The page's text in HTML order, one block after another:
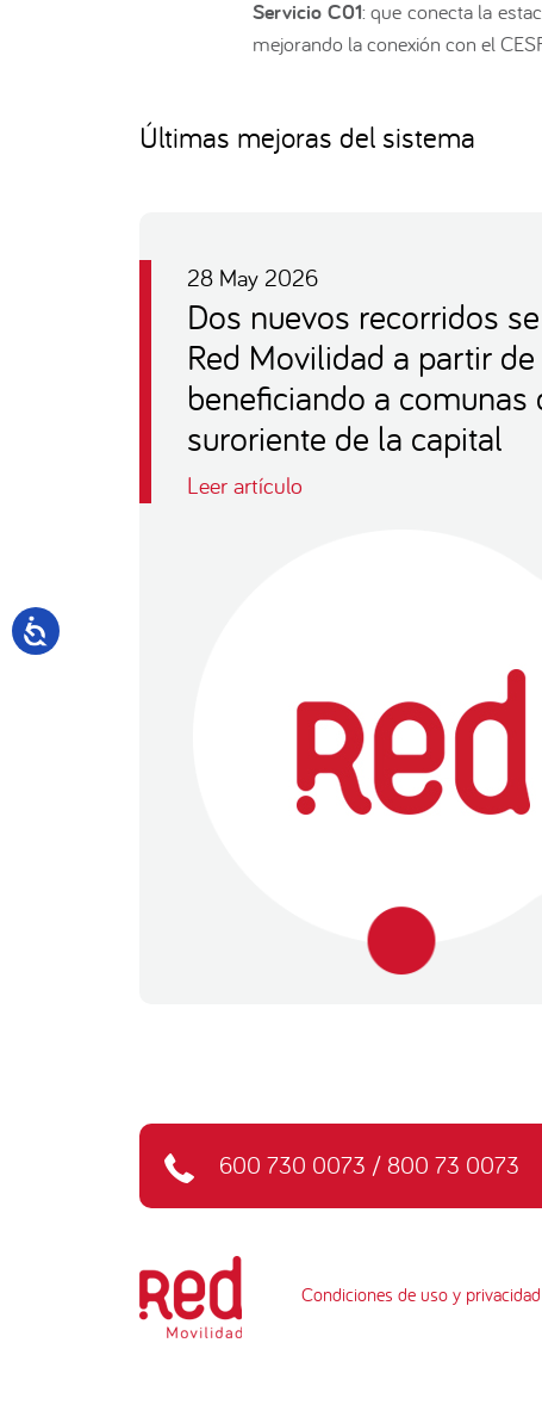
Servicio C01: que conecta la
mejorando la conexión con el
Últimas mejoras del sistema
28 May 2026
Dos nuevos recorridos
Red Movilidad a partir
beneficiando a comunas
suroriente de la capital
Leer artículo
600 730 0073 / 800 73 0073
Condiciones de uso y privacidad